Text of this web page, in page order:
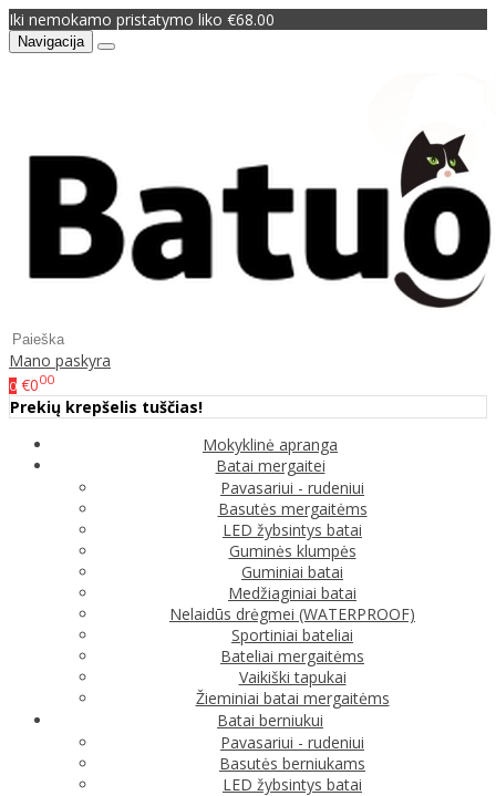
Iki nemokamo pristatymo liko €68.00
Navigacija
Mano paskyra
0 €000
Prekių krepšelis tuščias!
Mokyklinė apranga
Batai mergaitei
Pavasariui - rudeniui
Basutės mergaitėms
LED žybsintys batai
Guminės klumpės
Guminiai batai
Medžiaginiai batai
Nelaidūs drėgmei (WATERPROOF)
Sportiniai bateliai
Bateliai mergaitėms
Vaikiški tapukai
Žieminiai batai mergaitėms
Batai berniukui
Pavasariui - rudeniui
Basutės berniukams
LED žybsintys batai